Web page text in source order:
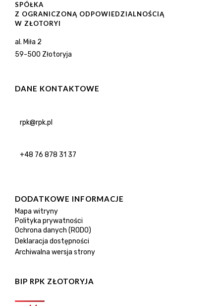
SPÓŁKA
Z OGRANICZONĄ ODPOWIEDZIALNOŚCIĄ
W ZŁOTORYI
al. Miła 2
59-500 Złotoryja
DANE KONTAKTOWE
rpk@rpk.pl
+48 76 878 31 37
DODATKOWE INFORMACJE
Mapa witryny
Polityka prywatności
Ochrona danych (RODO)
Deklaracja dostępności
Archiwalna wersja strony
BIP RPK ZŁOTORYJA